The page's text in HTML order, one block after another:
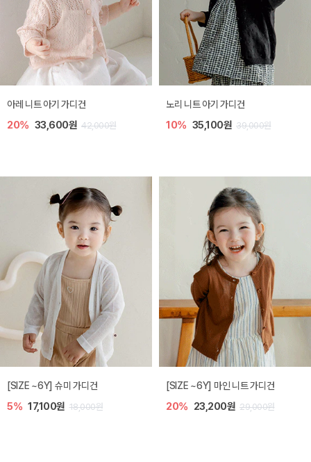
[SIZE ~6Y] 로메이 라운지 셋업
30% 18,200원 26,000원
밀라 아기 원피스
30% 23,800원 34,000원
밀라 아기 점프수트
10% 30,600원 34,000원
밀라 아기 셋업
40% 26,400원 44,000원